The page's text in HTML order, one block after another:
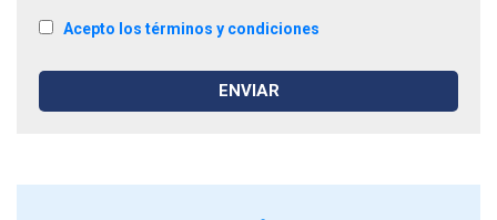
Acepto los términos y condiciones